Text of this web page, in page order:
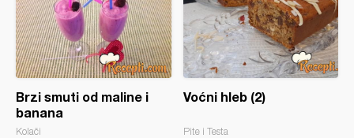
Brzi smuti od maline i
banana
Kolači
Voćni hleb (2)
Pite i Testa